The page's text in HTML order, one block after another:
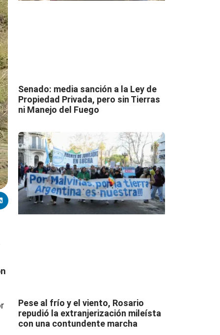
Senado: media sanción a la Ley de
Propiedad Privada, pero sin Tierras
ni Manejo del Fuego
Pese al frío y el viento, Rosario
repudió la extranjerización mileísta
con una contundente marcha